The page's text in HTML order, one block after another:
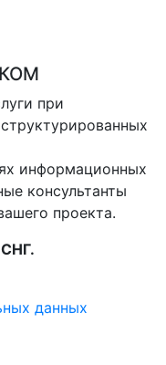
при
информационных
консультанты
проекта.
данных